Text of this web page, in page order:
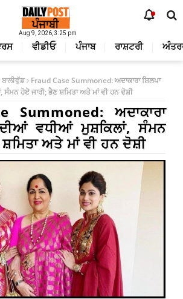
Aug 9, 2026, 3:25 pm
ਵੀਡੀਓ ਪੰਜਾਬ ਰਾਸ਼ਟਰੀ
ਬਾਲੀਵੁੱਡ
Fraud Case Summoned: ਅਦਾਕਾਰਾ ਸ਼ਿਲਪਾ
ਹੋਏ ਜਾਰੀ; ਭੈਣ ਸ਼ਮਿਤਾ ਅਤੇ ਮਾਂ ਵੀ ਹਨ ਦੋਸ਼ੀ
Summoned: ਅਦਾਕਾਰਾ
ਵਧੀਆਂ ਮੁਸ਼ਕਿਲਾਂ, ਸੰਮਨ
ਅਤੇ ਮਾਂ ਵੀ ਹਨ ਦੋਸ਼ੀ